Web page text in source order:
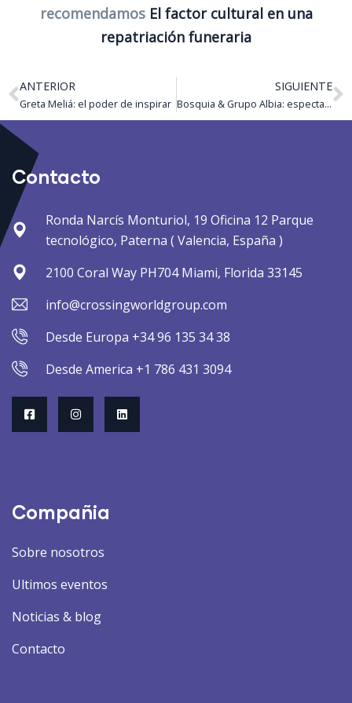
recomendamos El factor cultural en una
repatriación funeraria
ANTERIOR
Greta Meliá: el poder de inspirar
SIGUIENTE
Bosquia & Grupo Albia: espectacular alianza por España
Contacto
Ronda Narcís Monturiol, 19 Oficina 12 Parque
tecnológico, Paterna ( Valencia, España )
2100 Coral Way PH704 Miami, Florida 33145
info@crossingworldgroup.com
Desde Europa +34 96 135 34 38
Desde America +1 786 431 3094
Compañia
Sobre nosotros
Ultimos eventos
Noticias & blog
Contacto